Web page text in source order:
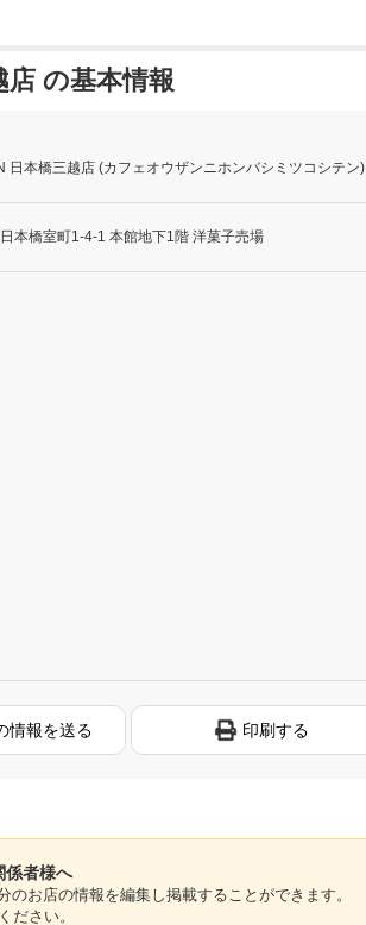
店 の基本情報
日本橋三越店 (カフェオウザンニホンバシミツコシテン)
本橋室町1-4-1 本館地下1階 洋菓子売場
情報を送る 印刷する
係者様へ
お店の情報を編集し掲載することができます。
ださい。